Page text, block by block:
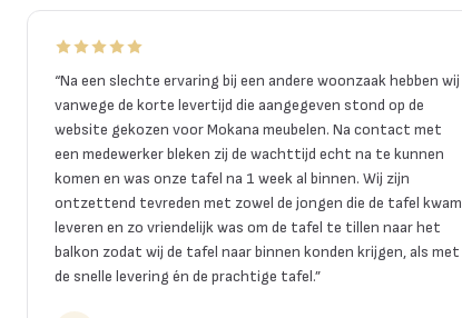
“Na een slechte ervaring bij een andere woonzaak hebben wij
vanwege de korte levertijd die aangegeven stond op de
website gekozen voor Mokana meubelen. Na contact met
een medewerker bleken zij de wachttijd echt na te kunnen
komen en was onze tafel na 1 week al binnen. Wij zijn
ontzettend tevreden met zowel de jongen die de tafel kwam
leveren en zo vriendelijk was om de tafel te tillen naar het
balkon zodat wij de tafel naar binnen konden krijgen, als met
de snelle levering én de prachtige tafel.”